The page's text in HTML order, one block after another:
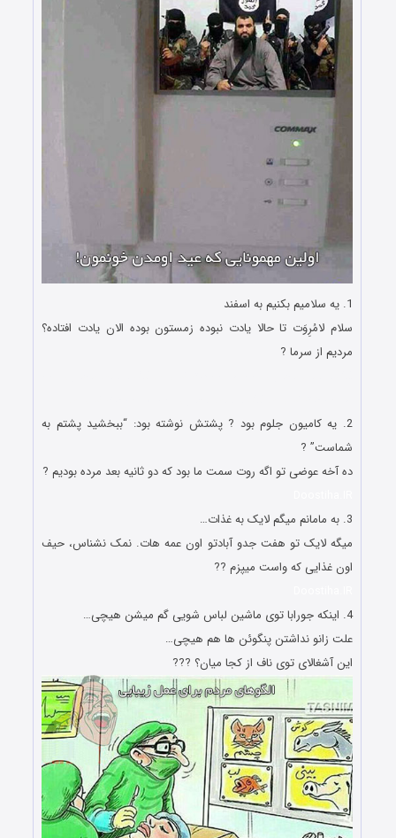
1. یه سلامیم بکنیم به اسفند
سلام لامُرِوَت تا حالا یادت نبوده زمستون بوده الان یادت افتاده؟
مردیم از سرما ?
2. یه کامیون جلوم بود ? پشتش نوشته بود: “ببخشید پشتم به
شماست” ?
ده آخه عوضی تو اگه روت سمت ما بود که دو ثانیه بعد مرده بودیم ?
3. به مامانم میگم لایک به غذات…
میگه لایک تو هفت جدو آبادتو اون عمه هات. نمک نشناس، حیف
اون غذایی که واست میپزم ??
4. اینکه جورابا توی ماشین لباس شویی گم میشن هیچی…
علت زانو نداشتن پنگوئن ها هم هیچی…
این آشغالای توی ناف از کجا میان؟ ???